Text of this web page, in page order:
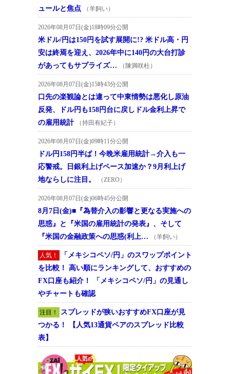
ュールと焦点
（羊飼い）
2026年08月07日(金)18時09分公開
米ドル/円は150円を試す展開に!? 米ドル高・円
安は終焉を迎え、2026年中に140円の大台打診
があってもサプライズ…
（陳満咲杜）
2026年08月07日(金)15時43分公開
口先の楽観論とは違って中東情勢は悪化し原油
反発、ドル円も158円台に戻しドル金利上昇で
の雇用統計
（持田有紀子）
2026年08月07日(金)09時11分公開
ドル円158円半ば！今晩米雇用統計→介入も一
応警戒。日銀利上げペース加速か？9月利上げ
地ならしに注目。
（ZERO）
2026年08月07日(金)06時45分公開
8月7日(金)■『為替介入の影響と更なる実施への
思惑』と『米国の雇用統計の発表』、そして
『米国の金融政策への思惑(利上…
（羊飼い）
人気！
「メキシコペソ/円」のスワップポイント
を比較！ 高い順にランキングして、おすすめの
FX口座も紹介！ 「メキシコペソ/円」の見通し
やチャートも確認
注目！
スプレッドが狭いおすすめFX口座が見
つかる！ 【人気13通貨ペアのスプレッド比較
表】